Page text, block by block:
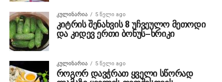
ᲙᲣᲚᲘᲜᲐᲠᲘᲐ 5 წელი ago
კიტრის შენახვის 8 უჩვეულო მეთოდი
და კიდევ ერთი ბონუს–ხრიკი
ᲙᲣᲚᲘᲜᲐᲠᲘᲐ 5 წელი ago
როგორ დავჭრათ ყველი სწორად